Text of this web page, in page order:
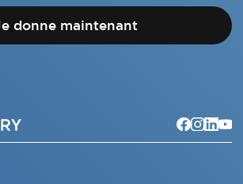
donne maintenant